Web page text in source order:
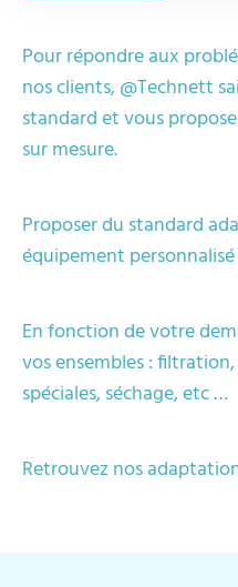
Pour répondre aux
nos clients, @Technett
standard et vous
sur mesure.
Proposer du standard
équipement
En fonction de votre
vos ensembles :
spéciales, séchage, etc …
Retrouvez nos